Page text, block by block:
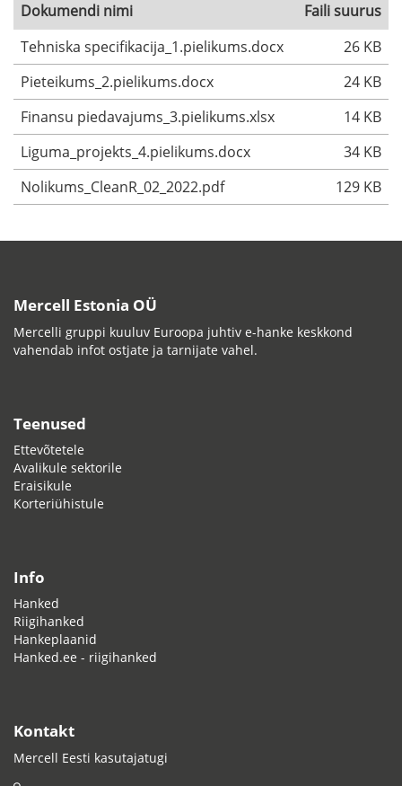
Dokumendi nimi
Faili suurus
Tehniska specifikacija_1.pielikums.docx
26 KB
Pieteikums_2.pielikums.docx
24 KB
Finansu piedavajums_3.pielikums.xlsx
14 KB
Liguma_projekts_4.pielikums.docx
34 KB
Nolikums_CleanR_02_2022.pdf
129 KB
Mercell Estonia OÜ
Mercelli gruppi kuuluv Euroopa juhtiv e-hanke keskkond
vahendab infot ostjate ja tarnijate vahel.
Teenused
Ettevõtetele
Avalikule sektorile
Eraisikule
Korteriühistule
Info
Hanked
Riigihanked
Hankeplaanid
Hanked.ee - riigihanked
Kontakt
Mercell Eesti kasutajatugi